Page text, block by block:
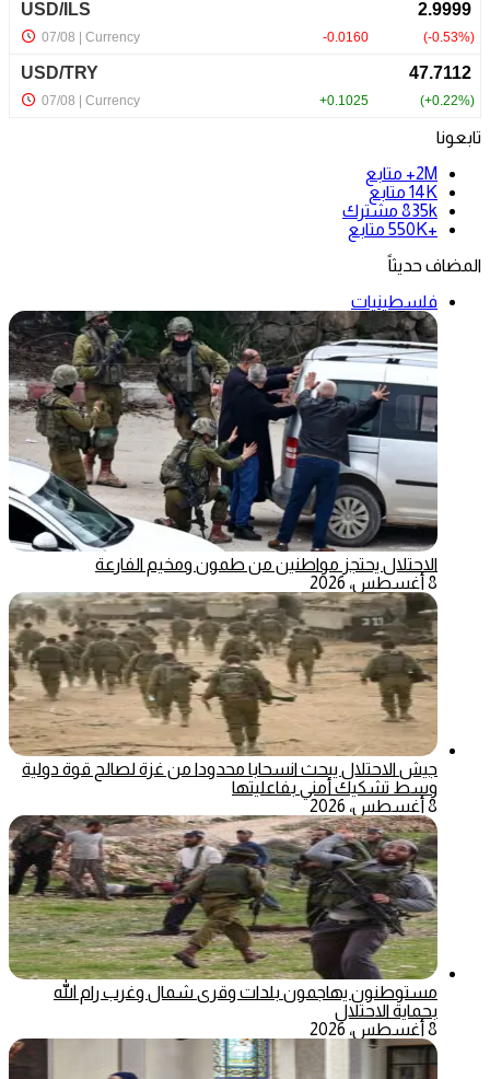
تابعونا
2M+
متابع
14K متابع
835k مشترك
+550K
متابع
المضاف حديثاً
فلسطينيات
الاحتلال يحتجز مواطنين من طمون ومخيم الفارعة
8 أغسطس، 2026
جيش الاحتلال يبحث انسحابا محدودا من غزة لصالح قوة دولية
وسط تشكيك أمني بفاعليتها
8 أغسطس، 2026
مستوطنون يهاجمون بلدات وقرى شمال وغرب رام الله
بحماية الاحتلال
8 أغسطس، 2026